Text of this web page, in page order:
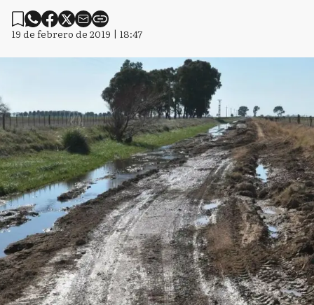
19 de febrero de 2019 | 18:47